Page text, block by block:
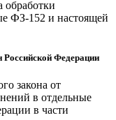
обработки
ФЗ-152 и настоящей
Федерации
закона от
в отдельные
в части